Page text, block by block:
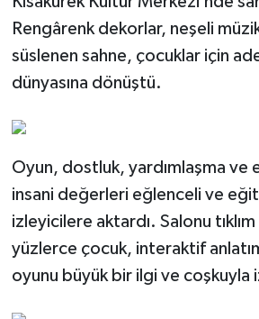
Rengârenk dekorlar, neşeli
süslenen sahne, çocuklar için
dünyasına dönüştü.
Oyun, dostluk, yardımlaşma ve
insani değerleri eğlenceli ve
izleyicilere aktardı. Salonu
yüzlerce çocuk, interaktif
oyunu büyük bir ilgi ve coşkuyla